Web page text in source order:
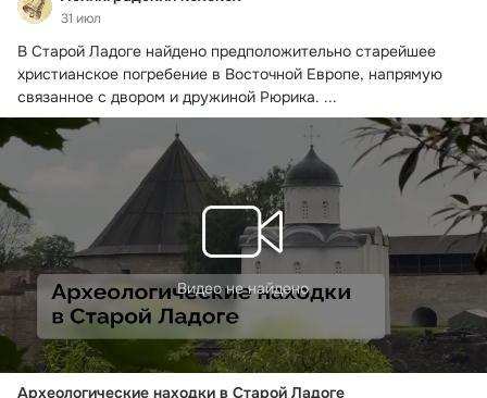
31 июл
В Старой Ладоге найдено предположительно старейшее
христианское погребение в Восточной Европе, напрямую
связанное с двором и дружиной Рюрика. ...
Видео не найдено
Археологические находки в Старой Ладоге